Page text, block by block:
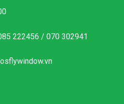
222456 / 070 302941